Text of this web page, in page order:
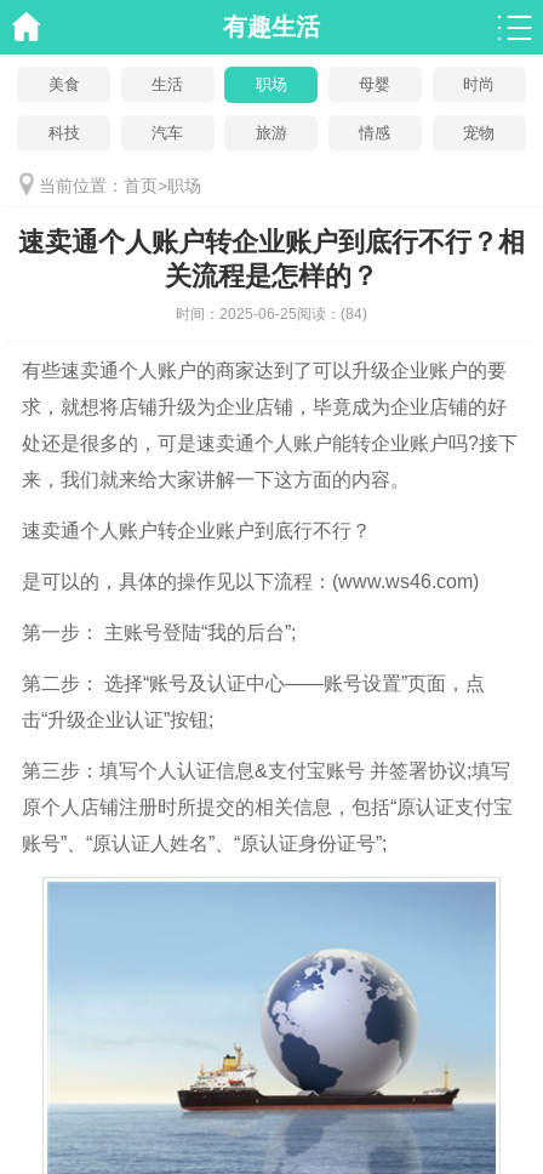
有趣生活
美食 生活 职场 母婴 时尚
科技 汽车 旅游 情感 宠物
当前位置： 首页>职场
速卖通个人账户转企业账户到底行不行？相
关流程是怎样的？
时间： 2025-06-25阅读： (84)
有些速卖通个人账户的商家达到了可以升级企业账户的要
求，就想将店铺升级为企业店铺，毕竟成为企业店铺的好
处还是很多的，可是速卖通个人账户能转企业账户吗?接下
来，我们就来给大家讲解一下这方面的内容。
速卖通个人账户转企业账户到底行不行？
是可以的，具体的操作见以下流程： (www.ws46.com)
第一步： 主账号登陆“我的后台”;
第二步： 选择“账号及认证中心——账号设置”页面，点
击“升级企业认证”按钮;
第三步：填写个人认证信息&支付宝账号 并签署协议;填写
原个人店铺注册时所提交的相关信息，包括“原认证支付宝
账号”、“原认证人姓名”、“原认证身份证号”;